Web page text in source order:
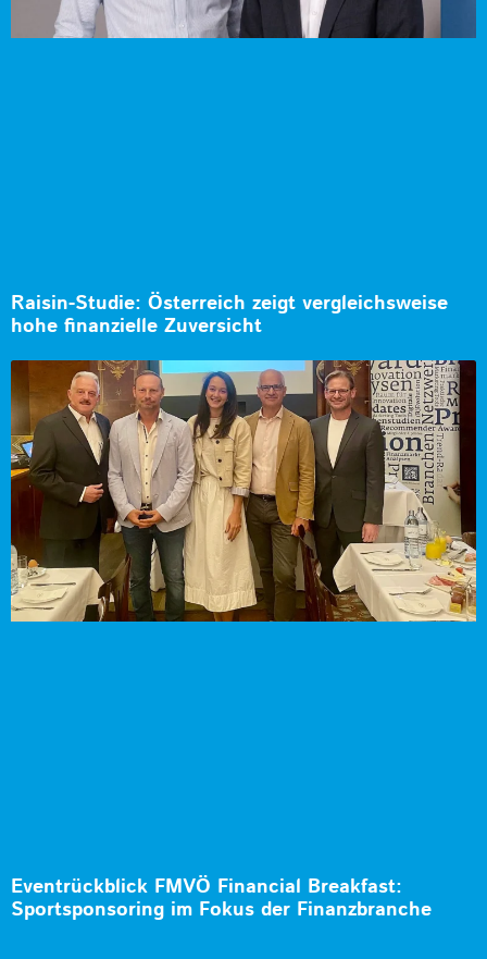
Raisin-Studie: Österreich zeigt vergleichsweise
hohe finanzielle Zuversicht
Eventrückblick FMVÖ Financial Breakfast:
Sportsponsoring im Fokus der Finanzbranche